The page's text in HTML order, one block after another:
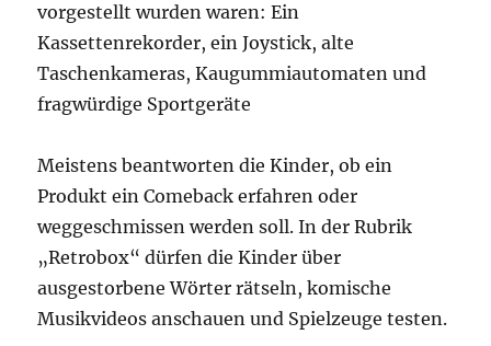
vorgestellt wurden waren: Ein
Kassettenrekorder, ein Joystick, alte
Taschenkameras, Kaugummiautomaten und
fragwürdige Sportgeräte
Meistens beantworten die Kinder, ob ein
Produkt ein Comeback erfahren oder
weggeschmissen werden soll. In der Rubrik
„Retrobox“ dürfen die Kinder über
ausgestorbene Wörter rätseln, komische
Musikvideos anschauen und Spielzeuge testen.